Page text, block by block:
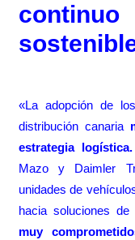
«La adopción de
distribución canaria
estrategia logística.
Mazo y Daimler
unidades de
hacia soluciones de
muy